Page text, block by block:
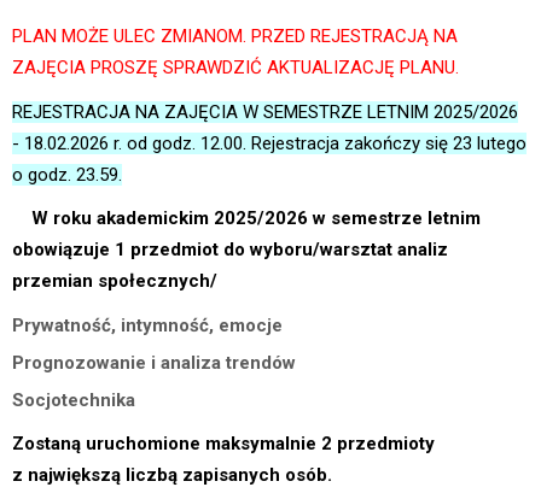
PLAN MOŻE ULEC ZMIANOM. PRZED REJESTRACJĄ NA
ZAJĘCIA PROSZĘ SPRAWDZIĆ AKTUALIZACJĘ PLANU.
REJESTRACJA NA ZAJĘCIA W SEMESTRZE LETNIM 2025/2026
- 18.02.2026 r. od godz. 12.00. Rejestracja zakończy się 23 lutego
o godz. 23.59.
W roku akademickim 2025/2026 w semestrze letnim
obowiązuje 1 przedmiot do wyboru/warsztat analiz
przemian społecznych/
Prywatność, intymność, emocje
Prognozowanie i analiza trendów
Socjotechnika
Zostaną uruchomione maksymalnie 2 przedmioty
z największą liczbą zapisanych osób.